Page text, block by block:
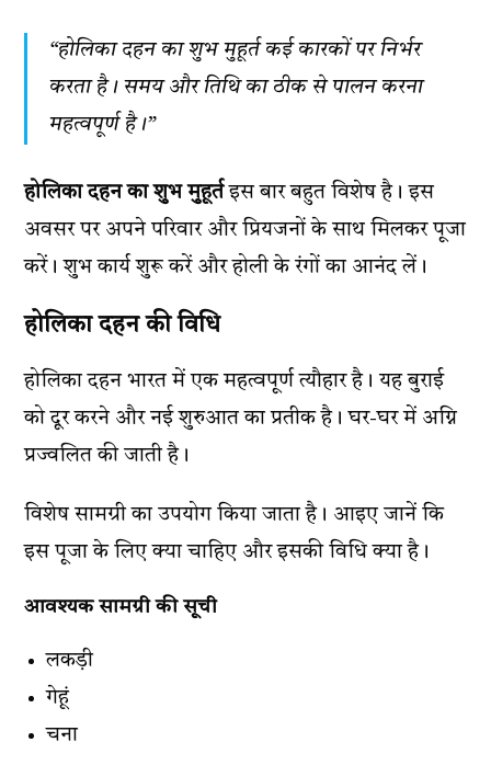
“होलिका दहन का शुभ मुहूर्त कई कारकों पर निर्भर
करता है। समय और तिथि का ठीक से पालन करना
महत्वपूर्ण है।”
होलिका दहन का शुभ मुहूर्तइस बार बहुत विशेष है। इस
अवसर पर अपने परिवार और प्रियजनों के साथ मिलकर पूजा
करें। शुभ कार्य शुरू करें और होली के रंगों का आनंद लें।
होलिका दहन की विधि
होलिका दहन भारत में एक महत्वपूर्ण त्यौहार है। यह बुराई
को दूर करने और नई शुरुआत का प्रतीक है। घर-घर में अग्नि
प्रज्वलित की जाती है।
विशेष सामग्री का उपयोग किया जाता है। आइए जानें कि
इस पूजा के लिए क्या चाहिए और इसकी विधि क्या है।
आवश्यक सामग्री की सूची
लकड़ी
गेहूं
चना